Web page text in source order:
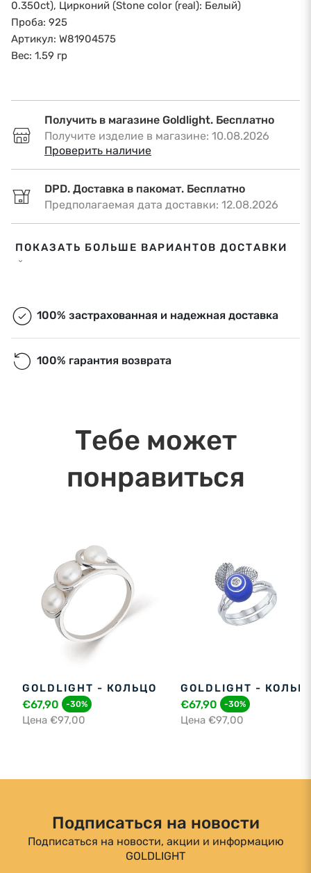
0.350ct), Цирконий (Stone color (real): Белый)
Проба: 925
Артикул: W81904575
Вес: 1.59 гр
Получить в магазине Goldlight. Бесплатно
Получите изделие в магазине: 10.08.2026
•
Проверить наличие
DPD. Доставка в пакомат. Бесплатно
Предполагаемая дата доставки: 12.08.2026
DPD. Доставка по адресу. €6,50
Предполагаемая дата доставки: 12.08.2026
Экспресс-доставка в Риге и Рижском районе
ПОКАЗАТЬ БОЛЬШЕ ВАРИАНТОВ ДОСТАВКИ
100% застрахованная и надежная доставка
100% гарантия возврата
Тебе может
понравиться
GOLDLIGHT - КОЛЬЦО
€67,90 -30%
Цена €97,00
GOLDLIGHT -
€67,90 -30%
Цена €97,00
Подписаться на новости
Подписаться на новости, акции и информацию
GOLDLIGHT